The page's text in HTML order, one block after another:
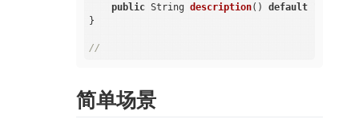
public String description() default ""
}
//
简单场景